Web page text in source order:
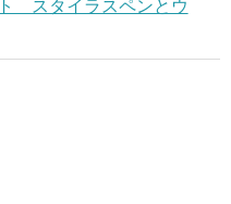
スタイラスペンとウ